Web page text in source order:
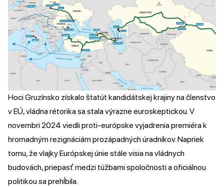
Hoci Gruzínsko získalo štatút kandidátskej krajiny na členstvo
v EÚ, vládna rétorika sa stala výrazne euroskeptickou. V
novembri 2024 viedli proti-európske vyjadrenia premiéra k
hromadným rezignáciám prozápadných úradníkov. Napriek
tomu, že vlajky Európskej únie stále visia na vládnych
budovách, priepasť medzi túžbami spoločnosti a oficiálnou
politikou sa prehĺbila.